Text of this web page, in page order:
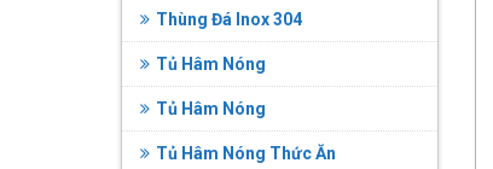
Thùng Đá Inox 304
Tủ Hâm Nóng
Tủ Hâm Nóng
Tủ Hâm Nóng Thức Ăn